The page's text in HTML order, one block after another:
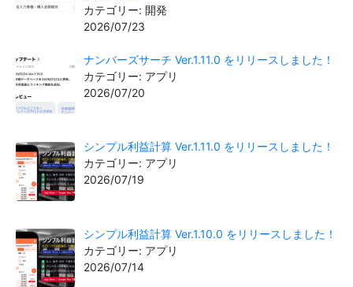
カテゴリー: 開発
2026/07/23
ナンバーズサーチ Ver.1.11.0 をリリースしました！
カテゴリー: アプリ
2026/07/20
シンプル利益計算 Ver.1.11.0 をリリースしました！
カテゴリー: アプリ
2026/07/19
シンプル利益計算 Ver.1.10.0 をリリースしました！
カテゴリー: アプリ
2026/07/14